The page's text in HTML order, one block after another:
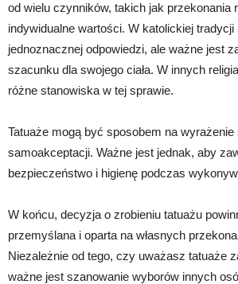
od wielu czynników, takich jak przekonania
indywidualne wartości. W katolickiej tradycji
jednoznacznej odpowiedzi, ale ważne jest
szacunku dla swojego ciała. W innych
różne stanowiska w tej sprawie.
Tatuaże mogą być sposobem na wyrażenie
samoakceptacji. Ważne jest jednak, aby
bezpieczeństwo i higienę podczas
W końcu, decyzja o zrobieniu tatuażu
przemyślana i oparta na własnych
Niezależnie od tego, czy uważasz tatuaże
ważne jest szanowanie wyborów innych